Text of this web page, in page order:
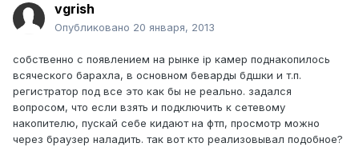
vgrish
Опубликовано 20 января, 2013
собственно с появлением на рынке ip камер поднакопилось
всяческого барахла, в основном беварды бдшки и т.п.
регистратор под все это как бы не реально. задался
вопросом, что если взять и подключить к сетевому
накопителю, пускай себе кидают на фтп, просмотр можно
через браузер наладить. так вот кто реализовывал подобное?